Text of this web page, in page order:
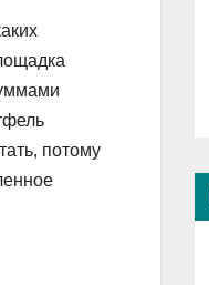
потому